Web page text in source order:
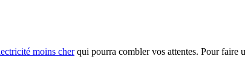
moins cherqui pourra combler vos attentes. Pour faire